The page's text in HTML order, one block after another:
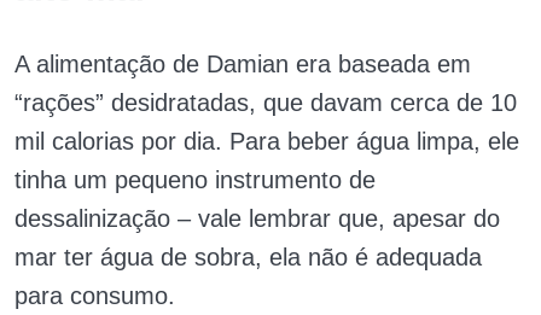
A alimentação de Damian era baseada em
“rações” desidratadas, que davam cerca de 10
mil calorias por dia. Para beber água limpa, ele
tinha um pequeno instrumento de
dessalinização – vale lembrar que, apesar do
mar ter água de sobra, ela não é adequada
para consumo.